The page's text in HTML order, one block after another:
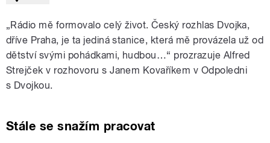
„Rádio mě formovalo celý život. Český rozhlas Dvojka,
dříve Praha, je ta jediná stanice, která mě provázela už od
dětství svými pohádkami, hudbou…“ prozrazuje Alfred
Strejček v rozhovoru s Janem Kovaříkem v Odpoledni
s Dvojkou.
Stále se snažím pracovat